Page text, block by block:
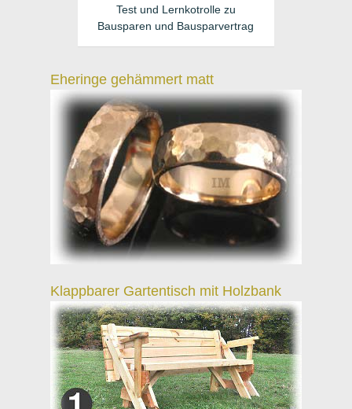
Test und Lernkotrolle zu
Bausparen und Bausparvertrag
Eheringe gehämmert matt
Klappbarer Gartentisch mit Holzbank